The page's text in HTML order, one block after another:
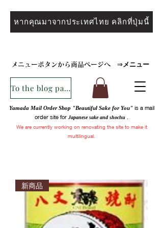
หากคุณมาจากประเทศไทย คลิกที่ปุ่มนี้
メニューボタンから商品ページへ ⇒ メニュー
To the blog page
Yamada Mail Order Shop "Beautiful Sake for You"is a mail
order site for Japanese sake and shochu
We are currentlyworking on renovating the site to make it
multilingual.
新商品